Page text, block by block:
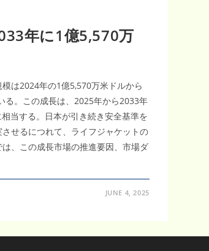
年に1億5,570万
は2024年の1億5,570万米ドルから
る。この成長は、2025年から2033年
当する。日本が引き続き安全基準を
せるにつれて、ライフジャケットの
、この成長市場の推進要因、市場ダ
JUNE 4, 2025